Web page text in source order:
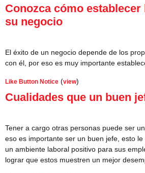
Conozca cómo establecer
su negocio
El éxito de un negocio depende de los
con él, por eso es muy importante
Like Button Notice (view)
Cualidades que un buen
Tener a cargo otras personas puede ser
eso es importante ser un buen jefe, esto
un ambiente laboral positivo para sus
lograr que estos muestren un mejor